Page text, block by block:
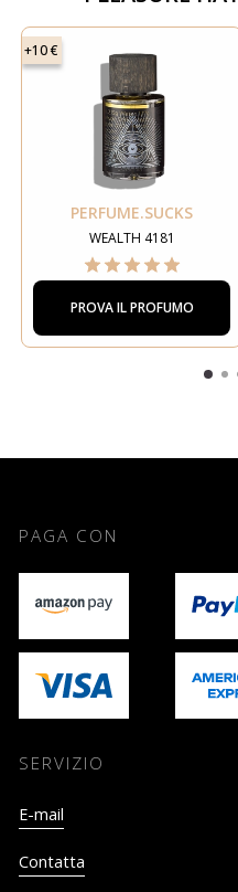
+10 €
PERFUME.SUCKS
WEALTH 4181
PROVA IL PROFUMO
PAGA CON
SERVIZIO
E-mail
Contatta